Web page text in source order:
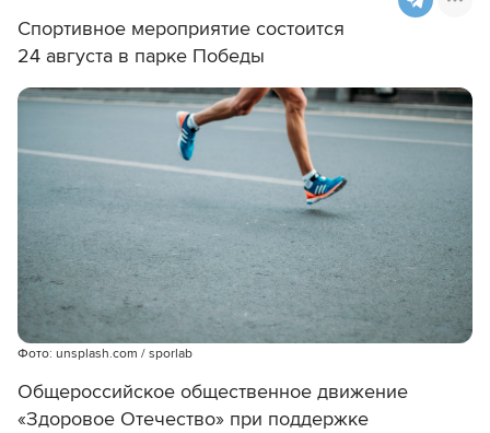
Спортивное мероприятие состоится
24 августа в парке Победы
Фото: unsplash.com / sporlab
Общероссийское общественное движение
«Здоровое Отечество» при поддержке